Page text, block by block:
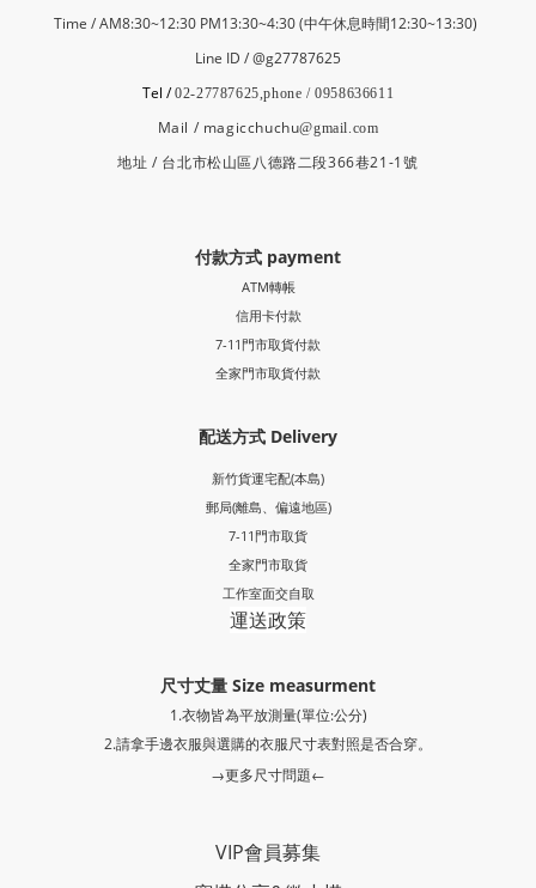
Time / AM8:30~12:30 PM13:30~4:30 (中午休息時間12:30~13:30)
Line ID / @g27787625
Tel /02-27787625,phone / 0958636611
Mail / magicchuchu@gmail.com
地址 / 台北市松山區八德路二段366巷21-1號
付款方式 payment
ATM轉帳
信用卡付款
7-11門市取貨付款
全家門市取貨付款
配送方式 Delivery
新竹貨運宅配(本島)
郵局(離島、偏遠地區)
7-11門市取貨
全家門市取貨
工作室面交自取
運送政策
尺寸丈量 Size measurment
1.衣物皆為平放測量(單位:公分)
2.請拿手邊衣服與選購的衣服尺寸表對照是否合穿。
→更多尺寸問題←
VIP會員募集